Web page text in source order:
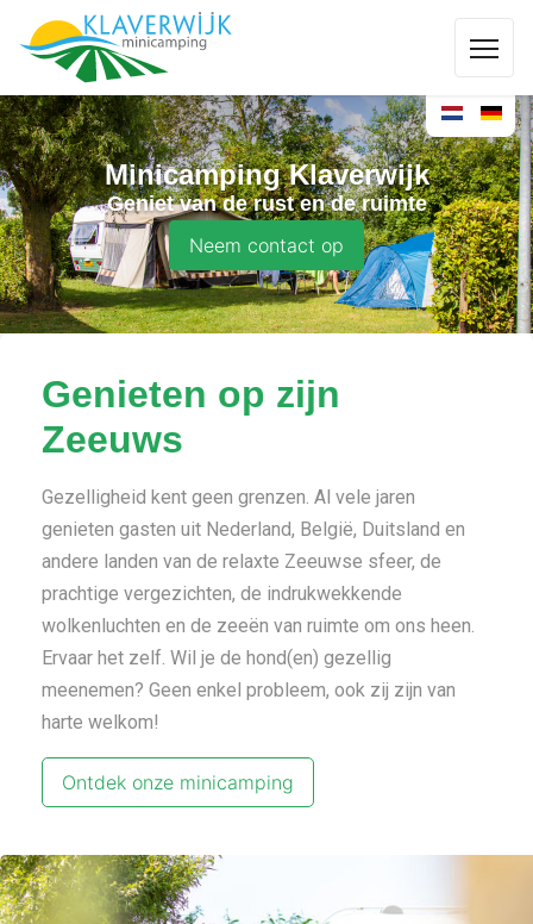
Minicamping Klaverwijk
Geniet van de rust en de ruimte
Neem contact op
Genieten op zijn
Zeeuws
Gezelligheid kent geen grenzen. Al vele jaren
genieten gasten uit Nederland, België, Duitsland en
andere landen van de relaxte Zeeuwse sfeer, de
prachtige vergezichten, de indrukwekkende
wolkenluchten en de zeeën van ruimte om ons heen.
Ervaar het zelf. Wil je de hond(en) gezellig
meenemen? Geen enkel probleem, ook zij zijn van
harte welkom!
Ontdek onze minicamping